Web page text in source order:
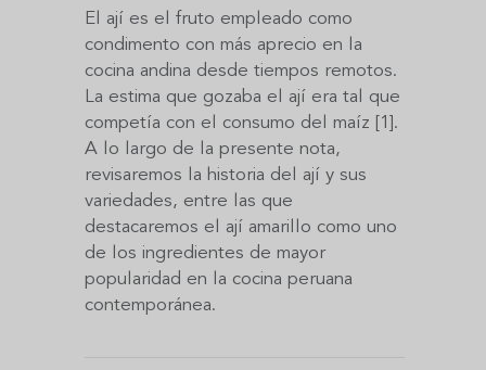
El ají es el fruto empleado como
condimento con más aprecio en la
cocina andina desde tiempos remotos.
La estima que gozaba el ají era tal que
competía con el consumo del maíz [1].
A lo largo de la presente nota,
revisaremos la historia del ají y sus
variedades, entre las que
destacaremos el ají amarillo como uno
de los ingredientes de mayor
popularidad en la cocina peruana
contemporánea.